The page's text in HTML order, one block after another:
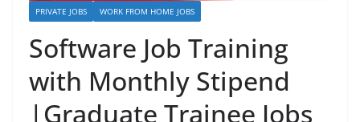
PRIVATE JOBS WORK FROM HOME JOBS
Software Job Training
with Monthly Stipend
|Graduate Trainee Jobs